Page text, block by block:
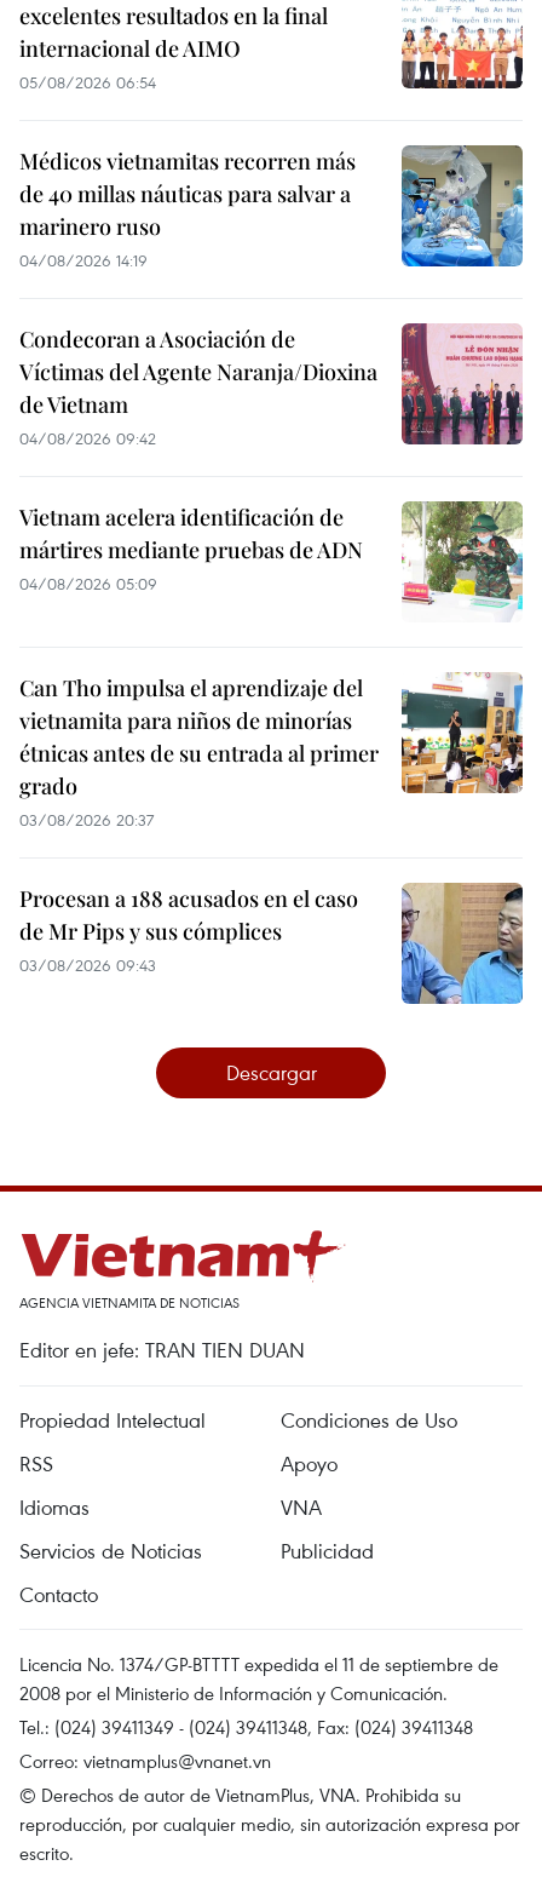
excelentes resultados en la final
internacional de AIMO
05/08/2026 06:54
Médicos vietnamitas recorren más
de 40 millas náuticas para salvar a
marinero ruso
04/08/2026 14:19
Condecoran a Asociación de
Víctimas del Agente Naranja/Dioxina
de Vietnam
04/08/2026 09:42
Vietnam acelera identificación de
mártires mediante pruebas de ADN
04/08/2026 05:09
Can Tho impulsa el aprendizaje del
vietnamita para niños de minorías
étnicas antes de su entrada al primer
grado
03/08/2026 20:37
Procesan a 188 acusados en el caso
de Mr Pips y sus cómplices
03/08/2026 09:43
Descargar
AGENCIA VIETNAMITA DE NOTICIAS
Editor en jefe: TRAN TIEN DUAN
Propiedad Intelectual
Condiciones de Uso
RSS
Apoyo
Idiomas
VNA
Servicios de Noticias
Publicidad
Contacto
Licencia No. 1374/GP-BTTTT expedida el 11 de septiembre de
2008 por el Ministerio de Información y Comunicación.
Tel.: (024) 39411349 - (024) 39411348, Fax: (024) 39411348
Correo: vietnamplus@vnanet.vn
© Derechos de autor de VietnamPlus, VNA. Prohibida su
reproducción, por cualquier medio, sin autorización expresa por
escrito.